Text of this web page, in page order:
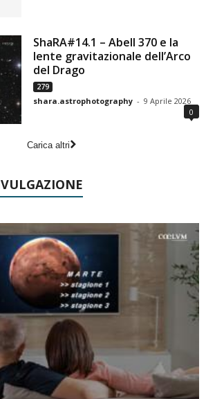
ShaRA#14.1 – Abell 370 e la
lente gravitazionale dell’Arco
del Drago
279
shara.astrophotography - 9 Aprile 2026
0
Carica altri